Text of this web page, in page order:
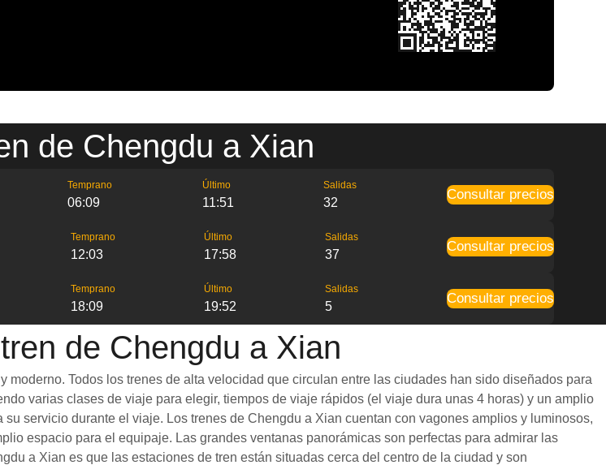
de Chengdu a Xian
Temprano
06:09
Último
11:51
Salidas
32
Consultar precios
Temprano
12:03
Último
17:58
Salidas
37
Consultar precios
Temprano
18:09
Último
19:52
Salidas
5
Consultar precios
de Chengdu a Xian
Todos los trenes de alta velocidad que circulan entre las ciudades han sido diseñados para
varias clases de viaje para elegir, tiempos de viaje rápidos (el viaje dura unas 4 horas) y un amplio
servicio durante el viaje. Los trenes de Chengdu a Xian cuentan con vagones amplios y luminosos,
espacio para el equipaje. Las grandes ventanas panorámicas son perfectas para admirar las
a Xian es que las estaciones de tren están situadas cerca del centro de la ciudad y son